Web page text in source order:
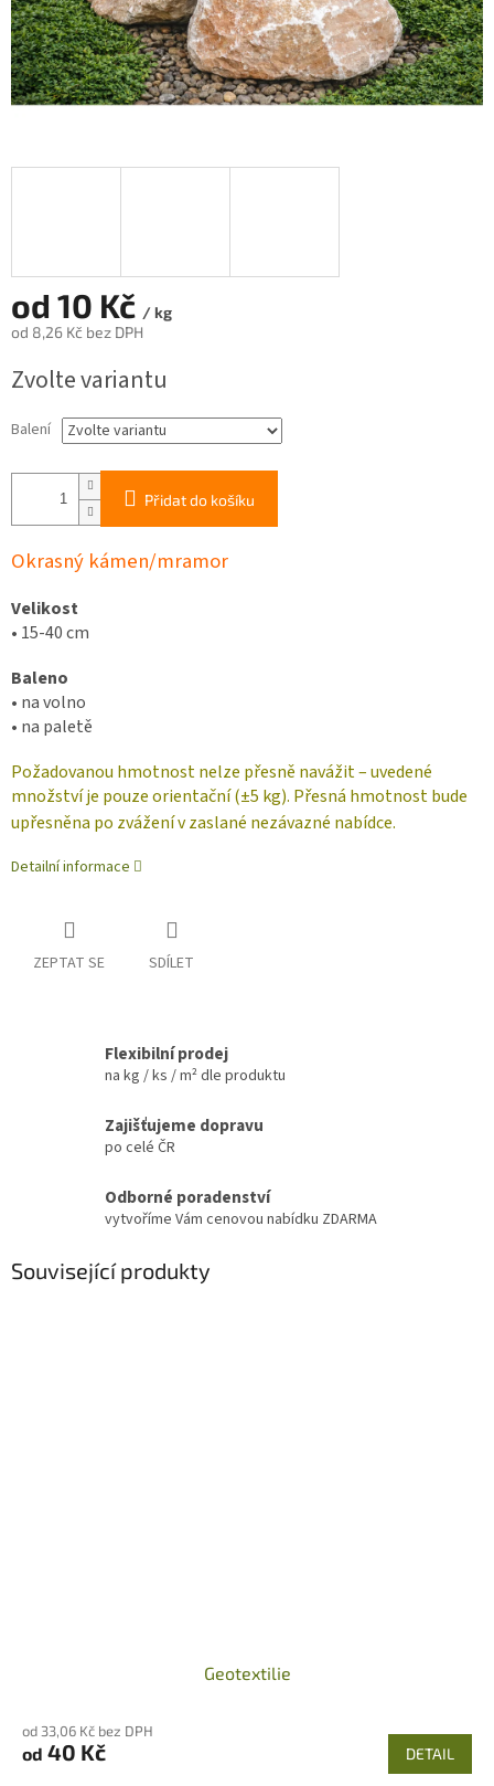
od 10 Kč / kg
od 8,26 Kč bez DPH
cena:
Zvolte variantu
Balení
Přidat do košíku
Okrasný kámen/mramor
Velikost
• 15-40 cm
Baleno
• na volno
• na paletě
Požadovanou hmotnost nelze přesně navážit – uvedené
množství je pouze orientační (±5 kg). Přesná hmotnost bude
upřesněna po zvážení v zaslané nezávazné nabídce.
Detailní informace
ZEPTAT SE SDÍLET
Flexibilní prodej
na kg / ks / m² dle produktu
Zajišťujeme dopravu
po celé ČR
Odborné poradenství
vytvoříme Vám cenovou nabídku ZDARMA
Související produkty
Geotextilie
od 33,06 Kč bez DPH
od 40 Kč DETAIL